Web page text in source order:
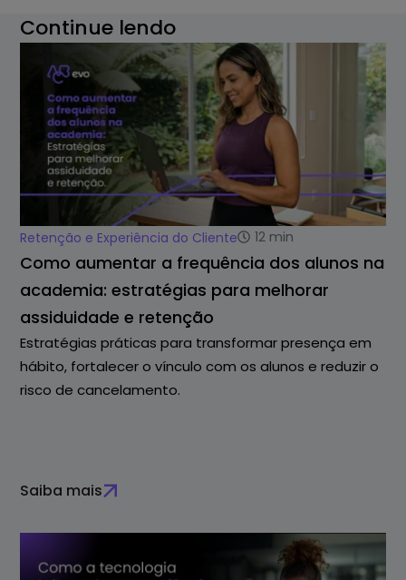
Continue lendo
Retenção e Experiência do Cliente 12 min
Como aumentar a frequência dos alunos na
academia: estratégias para melhorar
assiduidade e retenção
Estratégias práticas para transformar presença em
hábito, fortalecer o vínculo com os alunos e reduzir o
risco de cancelamento.
Saiba mais